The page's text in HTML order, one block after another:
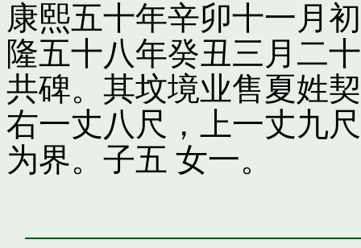
康熙五十年辛卯十一月
隆五十八年癸丑三月二
共碑。其坟境业售夏姓
右一丈八尺，上一丈九
为界。子五 女一。